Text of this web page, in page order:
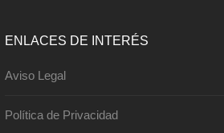
ENLACES DE INTERÉS
Aviso Legal
Política de Privacidad